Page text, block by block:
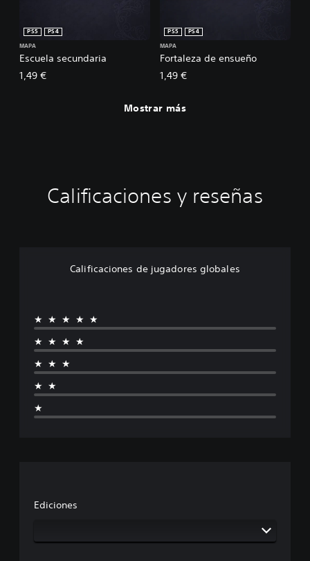
Escuela secundaria
PS5
PS4
MAPA
1,49 €
Fortaleza de ensueño
PS5
PS4
MAPA
1,49 €
Mostrar más
Calificaciones y reseñas
Calificaciones de jugadores globales
★★★★★
★★★★
★★★
★★
★
Ediciones